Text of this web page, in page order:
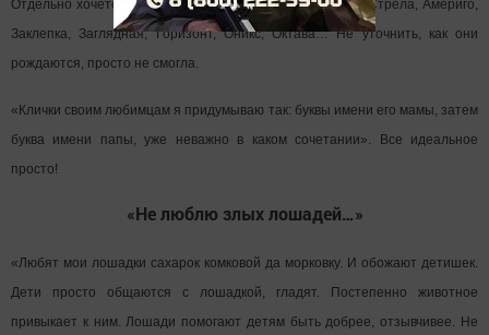
Отдельно хочется остановиться на кличках: Серпантин, Стрела, Америго,
Заклепка, Заглядная, Горизонт, Оникс, Октава… Не уточнить, как они
рождаются, просто не смогла.
«Клички своим любимцам я придумываю так: буквы имени его мамы, затем
буква имени папы, уже неважно в каком сочетании». Все идеальное
просто!
«Не люблю злых лошадей…»
«Любят мои лошадки сахарок комковой да морковку. И обожают детишек.
Дети просто общаются с лошадкой, гладят. Постепенно животное
привыкает к ним. Лошади помогают детям быть добрее, отзывчивее. Не